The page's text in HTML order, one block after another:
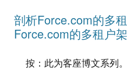
剖析Force.com的多
Force.com的多租户架
按：此为客座博文系列